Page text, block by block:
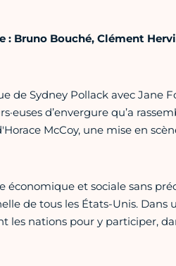
: Bruno Bouché, Clément
Sydney Pollack avec Jane
d’envergure qu’a
McCoy, une mise en
économique et sociale sans
de tous les États-Unis.
les nations pour y participer,